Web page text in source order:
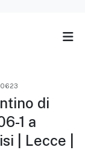
di
1 a
| Lecce |